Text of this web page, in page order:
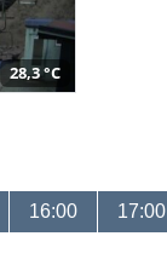
28,3 °C
16:00 17:00